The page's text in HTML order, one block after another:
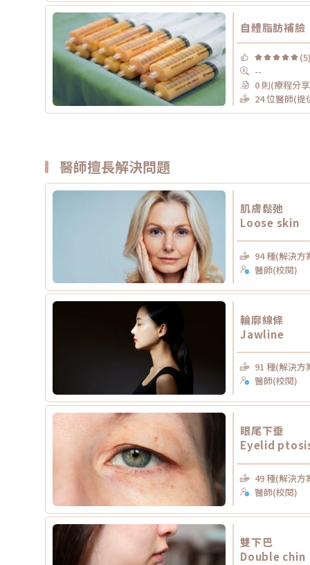
自體脂肪補臉
(5)
--
0 則(療程分
24 位醫師(提
醫師擅長解決問題
肌膚鬆弛
Loose skin
94 種(解決方
醫師(校閱)
輪廓線條
Jawline
91 種(解決方
醫師(校閱)
眼尾下垂
Eyelid
49 種(解決方
醫師(校閱)
雙下巴
Double chin